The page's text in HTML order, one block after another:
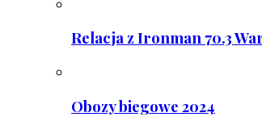
Relacja z Ironman 70.3
Obozy biegowe 2024